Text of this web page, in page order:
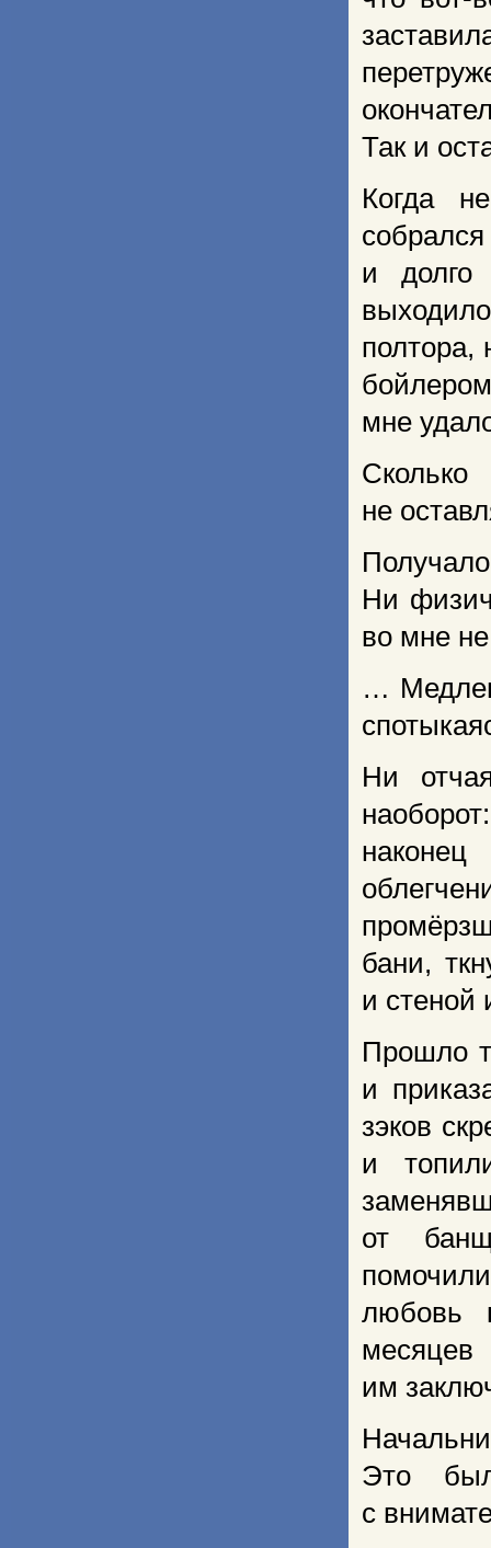
Так и
Когда
и долго
мне
не
Ни
во мне
…
Ни
бани,
и стеной
Прошло
и
зэков
и
от
любовь
им
Это
с